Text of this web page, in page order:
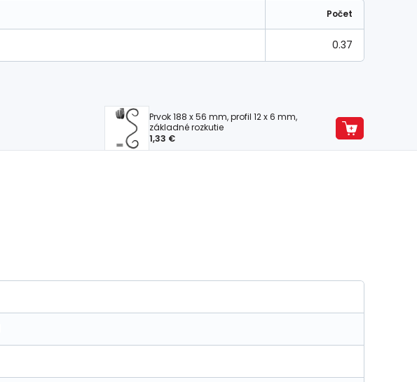
Počet
0.37
Prvok 188 x 56 mm, profil 12 x 6 mm,
základné rozkutie
1,33 €